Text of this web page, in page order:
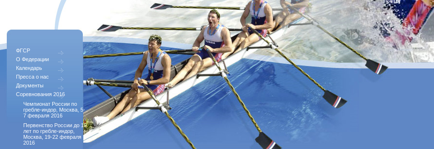
ФГСР
О Федерации
Календарь
Пресса о нас
Документы
Соревнования 2016
Чемпионат России по
гребле-индор, Москва, 5-
7 февраля 2016
Первенство России до 19
лет по гребле-индор,
Москва, 19-22 февраля
2016